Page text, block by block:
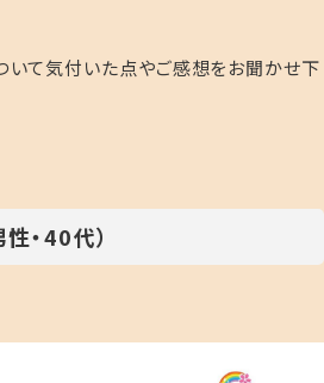
いて気付いた点やご感想をお聞かせ下
・40代）